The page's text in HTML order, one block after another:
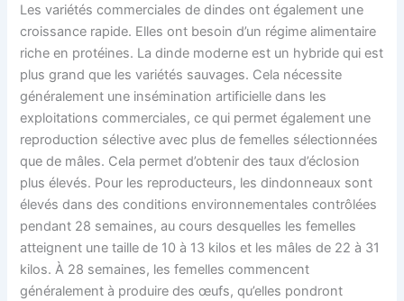
Les variétés commerciales de dindes ont également une
croissance rapide. Elles ont besoin d’un régime alimentaire
riche en protéines. La dinde moderne est un hybride qui est
plus grand que les variétés sauvages. Cela nécessite
généralement une insémination artificielle dans les
exploitations commerciales, ce qui permet également une
reproduction sélective avec plus de femelles sélectionnées
que de mâles. Cela permet d’obtenir des taux d’éclosion
plus élevés. Pour les reproducteurs, les dindonneaux sont
élevés dans des conditions environnementales contrôlées
pendant 28 semaines, au cours desquelles les femelles
atteignent une taille de 10 à 13 kilos et les mâles de 22 à 31
kilos. À 28 semaines, les femelles commencent
généralement à produire des œufs, qu’elles pondront